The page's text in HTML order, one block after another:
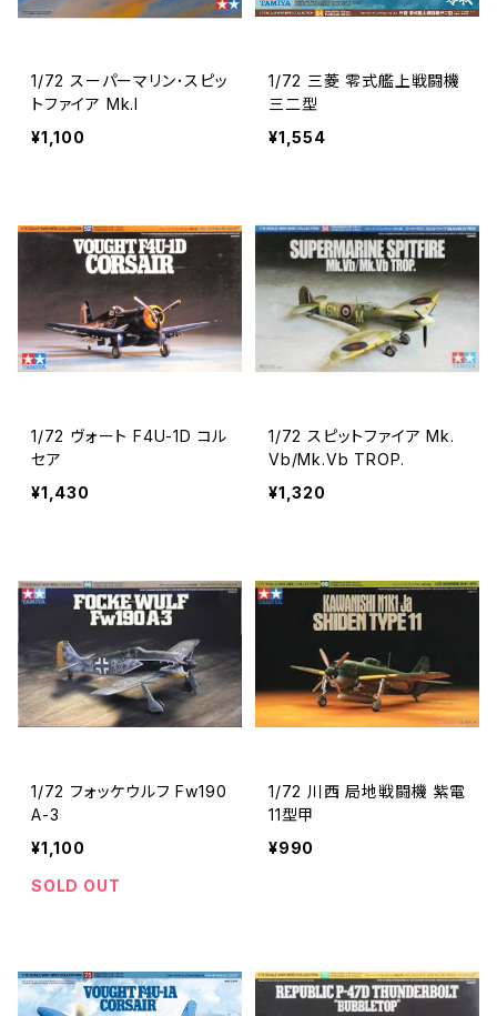
1/72 スーパーマリン･スピッ
トファイア Mk.I
¥1,100
1/72 三菱 零式艦上戦闘機
三二型
¥1,554
1/72 ヴォート F4U-1D コル
セア
¥1,430
1/72 スピットファイア Mk.
Vb/Mk.Vb TROP.
¥1,320
1/72 フォッケウルフ Fw190
A-3
¥1,100
SOLD OUT
1/72 川西 局地戦闘機 紫電
11型甲
¥990